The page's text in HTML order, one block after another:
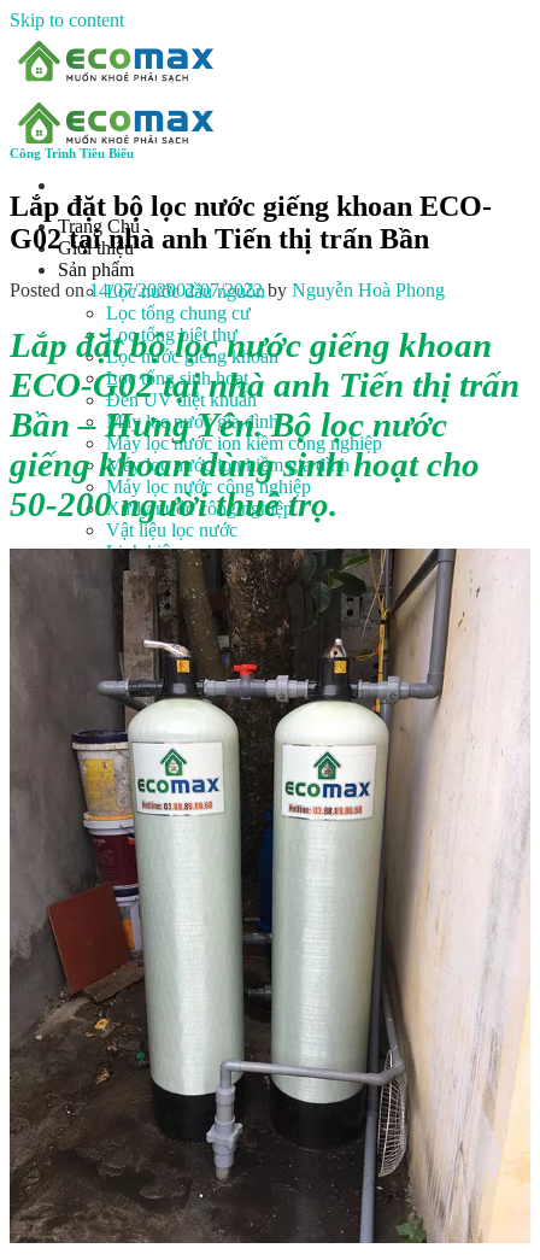
Skip to content
Trang Chủ
Giới thiệu
Sản phẩm
Lọc nước đầu nguồn
Lọc tổng chung cư
Lọc tổng biệt thự
Lọc nước giếng khoan
Lọc tổng sinh hoạt
Đèn UV diệt khuẩn
Máy lọc nước gia đình
Máy lọc nước ion kiềm công nghiệp
Máy lọc nước ion kiềm gia đình
Máy lọc nước công nghiệp
Xử lý nước công nghiệp
Vật liệu lọc nước
Linh kiện
Heat pump
Máy Ozone
Công Trình
Kiến Thức Chia sẻ
Tư Vấn Giải Pháp
Liên Hệ
Tìm kiếm:
Tìm kiếm:
Công Trình Tiêu Biểu
Lắp đặt bộ lọc nước giếng khoan ECO-
G02 tại nhà anh Tiến thị trấn Bần
Posted on14/07/202002/07/2022 by Nguyễn Hoà Phong
Lắp đặt bộ lọc nước giếng khoan
ECO-G02 tại nhà anh Tiến thị trấn
Bần – Hưng Yên. Bộ lọc nước
giếng khoan dùng sinh hoạt cho
50-200 người thuê trọ.